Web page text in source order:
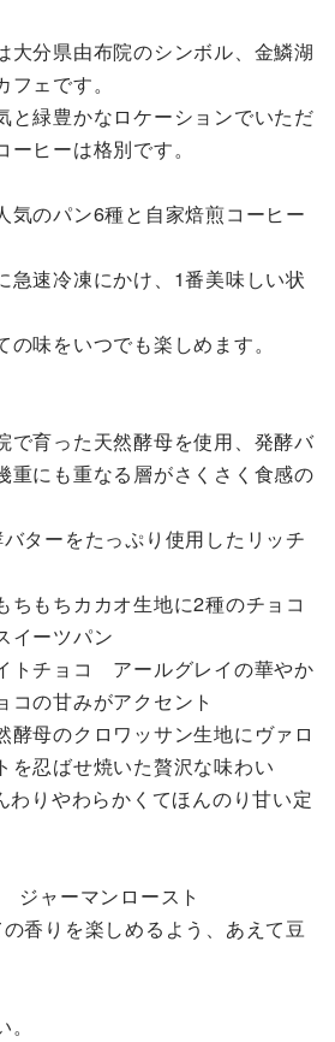
大分県由布院のシンボル、金鱗湖
ェです。
と緑豊かなロケーションでいただ
ヒーは格別です。
気のパン6種と自家焙煎コーヒー
急速冷凍にかけ、1番美味しい状
味をいつでも楽しめます。
育った天然酵母を使用、発酵バ
重にも重なる層がさくさく食感の
ターをたっぷり使用したリッチ
もちカカオ生地に2種のチョコ
イーツパン
トチョコ アールグレイの華やか
コの甘みがアクセント
母のクロワッサン生地にヴァロ
を忍ばせ焼いた贅沢な味わい
りやわらかくてほんのり甘い定
ャーマンロースト
香りを楽しめるよう、あえて豆